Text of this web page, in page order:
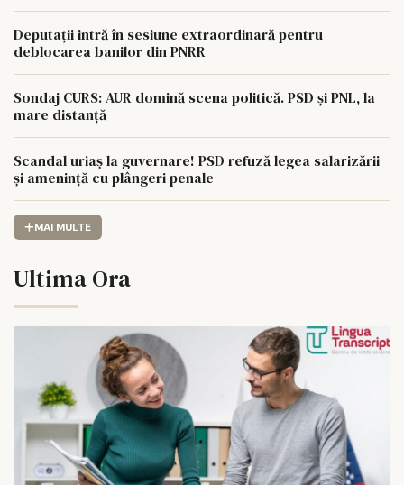
Deputații intră în sesiune extraordinară pentru
deblocarea banilor din PNRR
Sondaj CURS: AUR domină scena politică. PSD și PNL, la
mare distanță
Scandal uriaș la guvernare! PSD refuză legea salarizării
și amenință cu plângeri penale
MAI MULTE
Ultima Ora